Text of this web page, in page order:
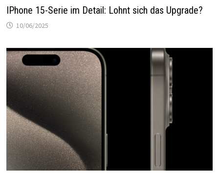
IPhone 15-Serie im Detail: Lohnt sich das Upgrade?
10/06/2025